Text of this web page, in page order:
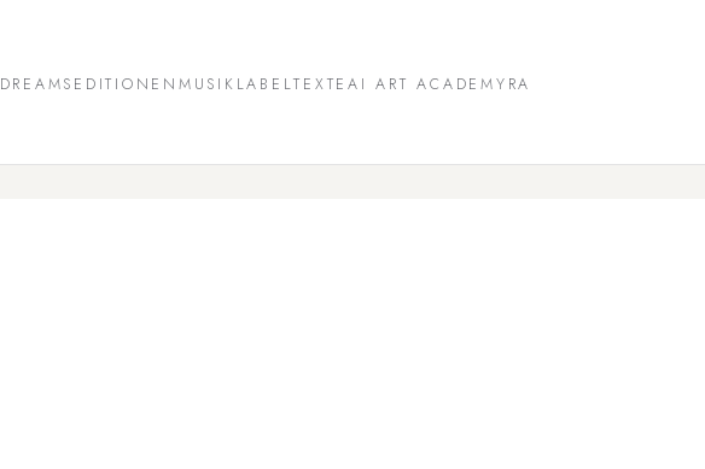
DREAMS EDITIONEN MUSIKLABELTEXTEAI ART ACADEMY RA